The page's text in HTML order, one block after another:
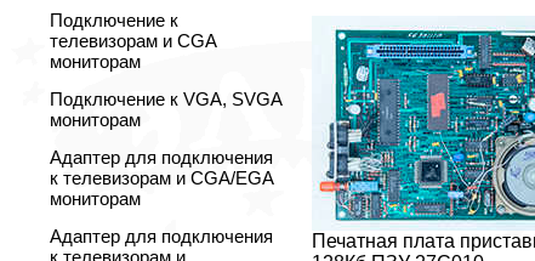
Подключение к
телевизорам и CGA
мониторам
Подключение к VGA, SVGA
мониторам
Адаптер для подключения
к телевизорам и CGA/EGA
мониторам
Адаптер для подключения
к телевизорам и
Печатная плата